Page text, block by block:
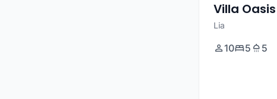
Villa Oasis
Lia
10 5 5